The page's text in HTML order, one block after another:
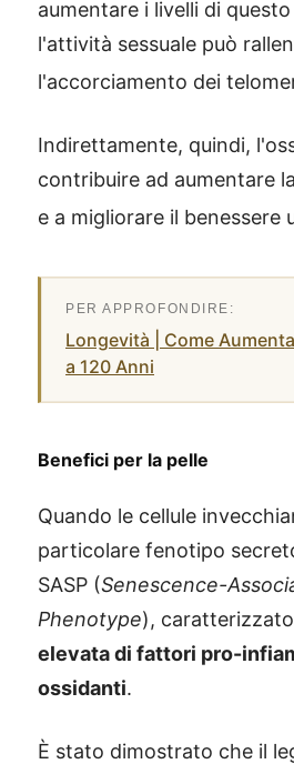
aumentare i livelli di
l'attività sessuale può
l'accorciamento dei
Indirettamente, quindi,
contribuire ad aumentare
e a migliorare il benessere
Longevità | Come
a 120 Anni
Benefici per la pelle
Quando le cellule
particolare fenotipo
SASP (Senescence-
Phenotype),
elevata di fattori pro-
ossidanti.
È stato dimostrato che il